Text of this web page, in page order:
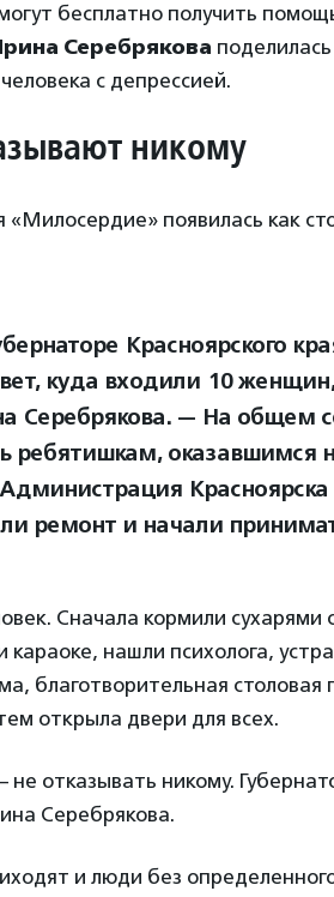
бесплатно получить
Серебрякова
с депрессией.
никому
«Милосердие» появилась как
Красноярского
куда входили 10
Серебрякова. — На общем
ребятишкам, оказавшимся
ремонт и начали
Сначала кормили
караоке, нашли психолога,
благотворительная столовая
открыла двери для всех.
отказывать никому.
Серебрякова.
и люди без